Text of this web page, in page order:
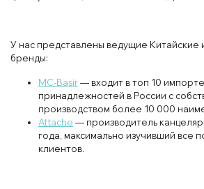
У нас представлены ведущие Китайские
бренды:
MC-Basir— входит в топ 10
принадлежностей в России с
производством более 10 000
Attache — производитель
года, максимально изучивший все
клиентов.